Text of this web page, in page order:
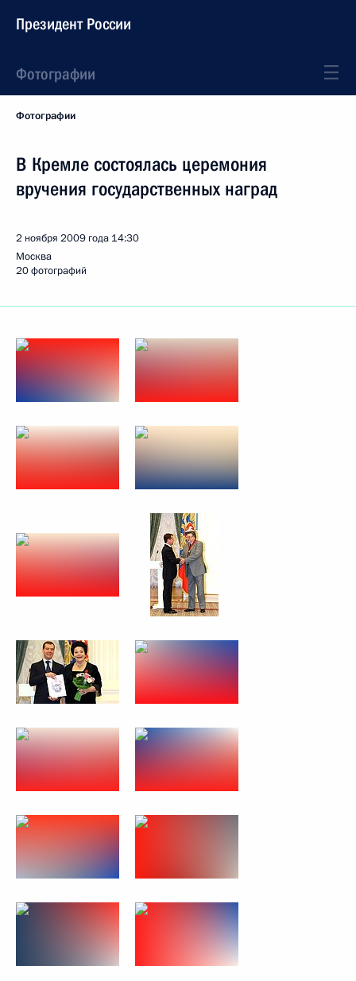
Президент России
Фотографии
Фотографии
В Кремле состоялась церемония
вручения государственных наград
2 ноября 2009 года 14:30
Москва
20 фотографий